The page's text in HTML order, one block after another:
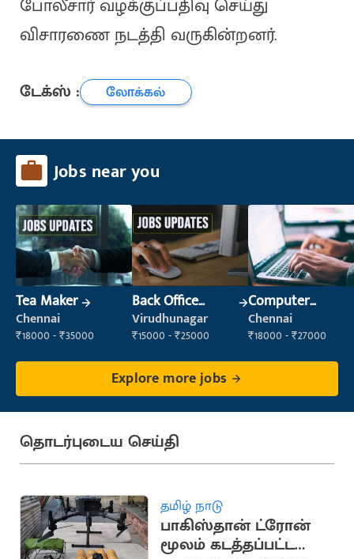
போலீசார் வழக்குப்பதிவு செய்து
விசாரணை நடத்தி வருகின்றனர்.
டேக்ஸ் : லோக்கல்
Jobs near you
Tea Maker
Chennai
₹18000 - ₹35000
Back Office
Executive
(Administration)
Virudhunagar
₹15000 - ₹25000
Computer
Operator
Chennai
₹18000 - ₹27000
Explore more jobs
தொடர்புடைய செய்தி
தமிழ் நாடு
பாகிஸ்தான் ட்ரோன்
மூலம் கடத்தப்பட்ட